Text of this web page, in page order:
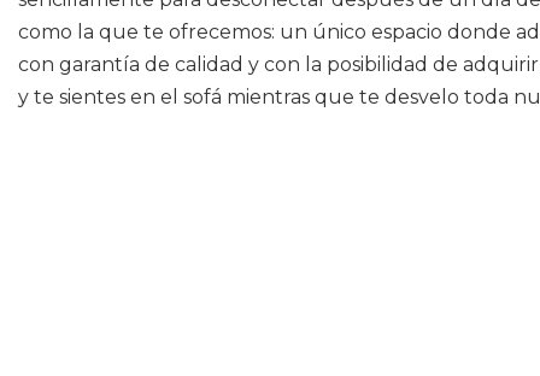
como la que te ofrecemos: un único espacio donde
con garantía de calidad y con la posibilidad de
y te sientes en el sofá mientras que te desvelo toda